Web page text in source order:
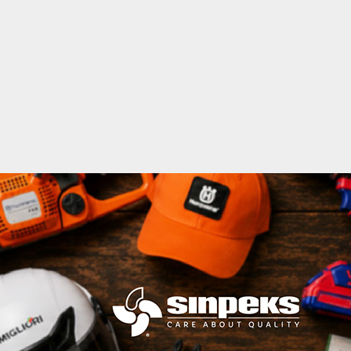
Twitter Youtube
Импресум Контакт Маркетинг Услови за користење
@2019 - A1on. Сите права задржани.